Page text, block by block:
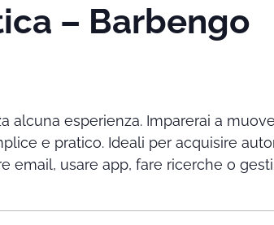
– Barbengo
alcuna esperienza. Imparerai a
e pratico. Ideali per acquisire
email, usare app, fare ricerche o